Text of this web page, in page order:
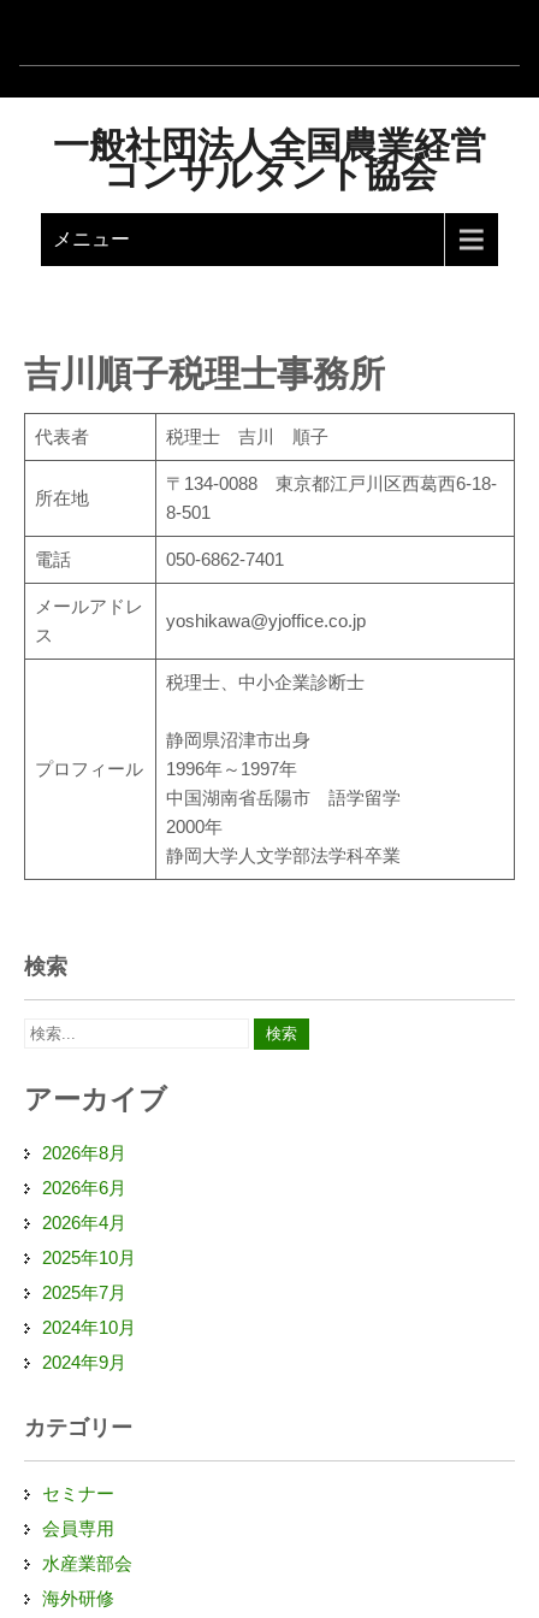
一般社団法人全国農業経営
コンサルタント協会
メニュー
吉川順子税理士事務所
代表者 税理士 吉川 順子
所在地
〒134-0088 東京都江戸川区西葛西6-18-
8-501
電話 050-6862-7401
メールアドレ
ス
yoshikawa@yjoffice.co.jp
プロフィール
税理士、中小企業診断士
静岡県沼津市出身
1996年～1997年
中国湖南省岳陽市 語学留学
2000年
静岡大学人文学部法学科卒業
検索
アーカイブ
2026年8月
2026年6月
2026年4月
2025年10月
2025年7月
2024年10月
2024年9月
カテゴリー
セミナー
会員専用
水産業部会
海外研修